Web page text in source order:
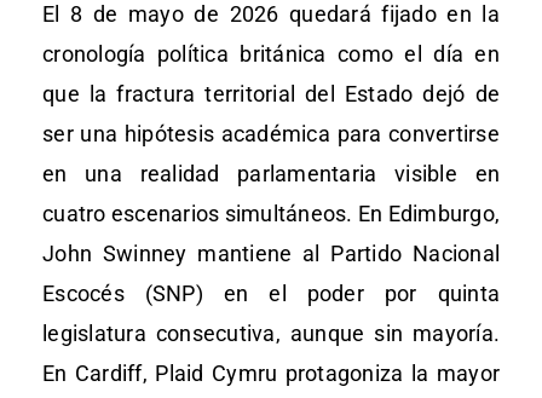
El 8 de mayo de 2026 quedará fijado en la
cronología política británica como el día en
que la fractura territorial del Estado dejó de
ser una hipótesis académica para convertirse
en una realidad parlamentaria visible en
cuatro escenarios simultáneos. En Edimburgo,
John Swinney mantiene al Partido Nacional
Escocés (SNP) en el poder por quinta
legislatura consecutiva, aunque sin mayoría.
En Cardiff, Plaid Cymru protagoniza la mayor